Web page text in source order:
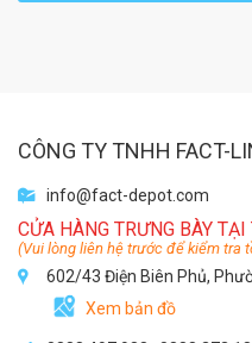
CÔNG TY TNHH FACT-
info@fact-depot.com
CỬA HÀNG TRƯNG BÀY TẠI
(Vui lòng liên hệ trước để kiểm tra
602/43 Điện Biên Phủ,
Xem bản đồ